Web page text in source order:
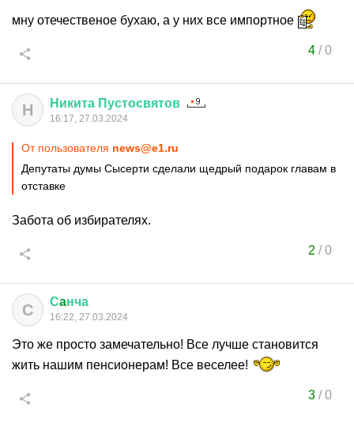
мну отечественое бухаю, а у них все импортное
4/0
Н Никита Пустосвятов
16:17, 27.03.2024
От пользователя news@e1.ru
Депутаты думы Сысерти сделали щедрый подарок главам в
отставке
Забота об избирателях.
2 /0
С Сaнча
16:22, 27.03.2024
Это же просто замечательно! Все лучше становится
жить нашим пенсионерам! Все веселее!
3/0